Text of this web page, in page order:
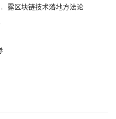
露区块链技术落地方法论